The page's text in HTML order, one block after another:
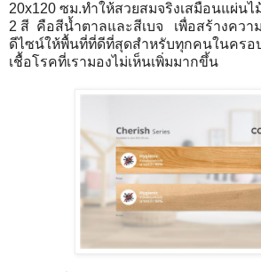
20x120 ซม.ทำให้สวยสมจริงเสมือนแผ่นไ
2 สี คือสีน้ำตาลและสีเบจ เพื่อสร้างควา
ดีไซน์ให้พื้นที่ที่ดีที่สุดสำหรับทุกคนในครอ
เชื้อโรคที่เรามองไม่เห็นเพิ่มมากขึ้น